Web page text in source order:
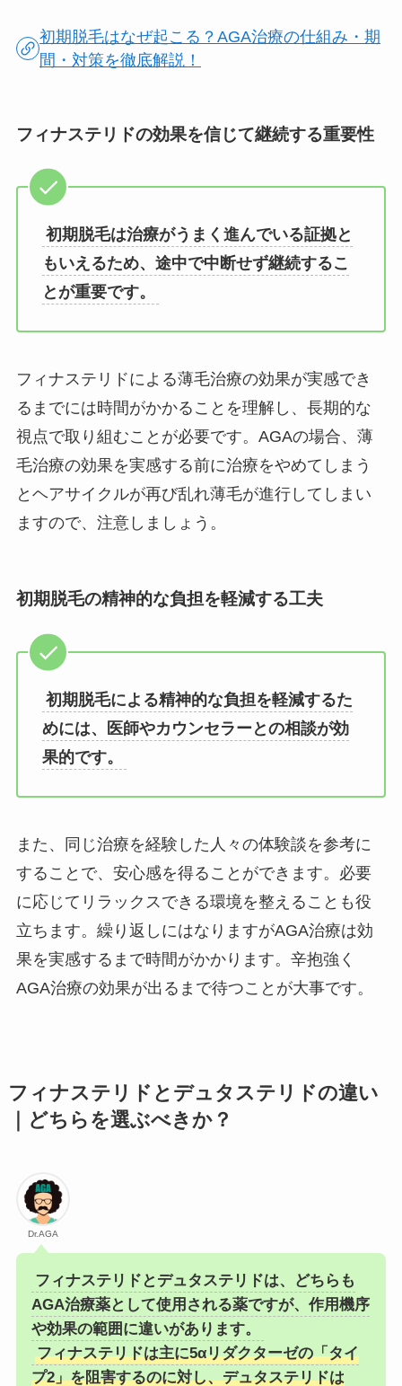
初期脱毛はなぜ起こる？AGA治療の仕組み・期
間・対策を徹底解説！
フィナステリドの効果を信じて継続する重要性
初期脱毛は治療がうまく進んでいる証拠と
もいえるため、途中で中断せず継続するこ
とが重要です。
フィナステリドによる薄毛治療の効果が実感でき
るまでには時間がかかることを理解し、長期的な
視点で取り組むことが必要です。AGAの場合、薄
毛治療の効果を実感する前に治療をやめてしまう
とヘアサイクルが再び乱れ薄毛が進行してしまい
ますので、注意しましょう。
初期脱毛の精神的な負担を軽減する工夫
初期脱毛による精神的な負担を軽減するた
めには、医師やカウンセラーとの相談が効
果的です。
また、同じ治療を経験した人々の体験談を参考に
することで、安心感を得ることができます。必要
に応じてリラックスできる環境を整えることも役
立ちます。繰り返しにはなりますがAGA治療は効
果を実感するまで時間がかかります。辛抱強く
AGA治療の効果が出るまで待つことが大事です。
フィナステリドとデュタステリドの違い
｜どちらを選ぶべきか？
Dr.AGA
フィナステリドとデュタステリドは、どちらも
AGA治療薬として使用される薬ですが、作用機序
や効果の範囲に違いがあります。
フィナステリドは主に5αリダクターゼの「タイ
プ2」を阻害するのに対し、デュタステリドは